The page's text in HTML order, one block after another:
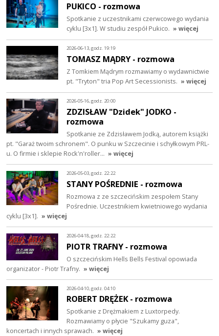
PUKICO - rozmowa
Spotkanie z uczestnikami czerwcowego wydania
cyklu [3x1]. W studiu zespół Pukico. » więcej
2026-06-13, godz. 19:19
TOMASZ MĄDRY - rozmowa
Z Tomkiem Mądrym rozmawiamy o wydawnictwie
pt. "Tryton" tria Pop Art Secessionists. » więcej
2026-05-16, godz. 20:00
ZDZISŁAW "Dzidek" JODKO -
rozmowa
Spotkanie ze Zdzisławem Jodką, autorem książki
pt. "Garaż twoim schronem". O punku w Szczecinie i schyłkowym PRL-
u. O firmie i sklepie Rock'n'roller… » więcej
2026-05-03, godz. 22:22
STANY POŚREDNIE - rozmowa
Rozmowa z ze szczecińskim zespołem Stany
Pośrednie. Uczestnikiem kwietniowego wydania
cyklu [3x1]. » więcej
2026-04-18, godz. 22:22
PIOTR TRAFNY - rozmowa
O szczecińskim Hells Bells Festival opowiada
organizator - Piotr Trafny. » więcej
2026-04-10, godz. 04:10
ROBERT DRĘŻEK - rozmowa
Spotkanie z Drężmakiem z Luxtorpedy.
Rozmawiamy o płycie "Szukamy guza",
koncertach i innych sprawach. » więcej